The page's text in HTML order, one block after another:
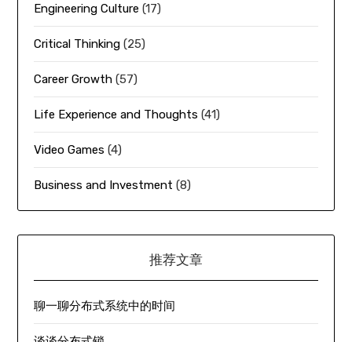
Engineering Culture (17)
Critical Thinking (25)
Career Growth (57)
Life Experience and Thoughts (41)
Video Games (4)
Business and Investment (8)
推荐文章
聊一聊分布式系统中的时间